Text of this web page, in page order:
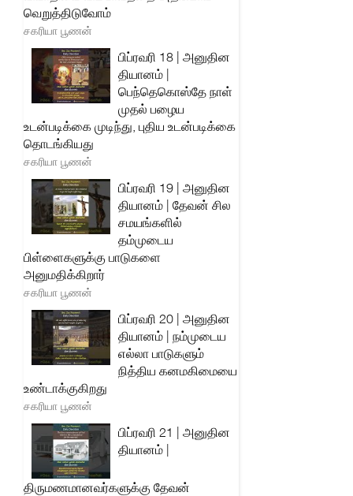
வெறுத்திடுவோம்
சகரியா பூணன்
பிப்ரவரி 18 | அனுதின
தியானம் |
பெந்தெகொஸ்தே நாள்
முதல் பழைய
உடன்படிக்கை முடிந்து, புதிய உடன்படிக்கை
தொடங்கியது
சகரியா பூணன்
பிப்ரவரி 19 | அனுதின
தியானம் | தேவன் சில
சமயங்களில்
தம்முடைய
பிள்ளைகளுக்கு பாடுகளை
அனுமதிக்கிறார்
சகரியா பூணன்
பிப்ரவரி 20 | அனுதின
தியானம் | நம்முடைய
எல்லா பாடுகளும்
நித்திய கனமகிமையை
உண்டாக்குகிறது
சகரியா பூணன்
பிப்ரவரி 21 | அனுதின
தியானம் |
திருமணமானவர்களுக்கு தேவன்